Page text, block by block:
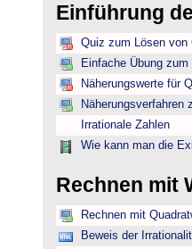
Einführung
Quiz zum Lösen von
Einfache Übung
Näherungswerte für
Näherungsverfahren
Irrationale Zahlen
Wie kann man die
Rechnen mit
Rechnen mit
Beweis der